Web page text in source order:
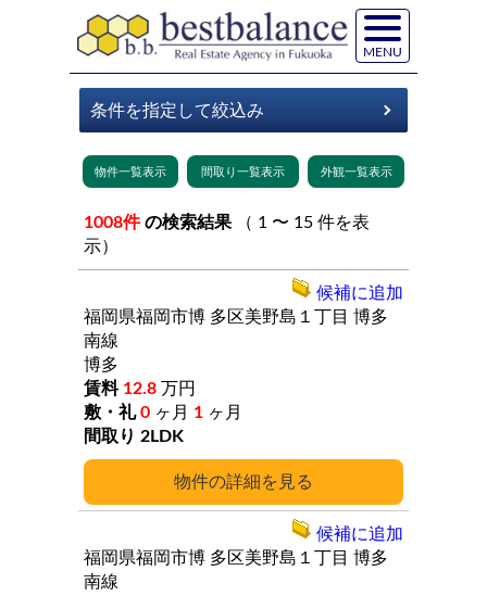
MENU
1008件 の検索結果
示）
詳細
福岡県福岡市博 多区美野島１丁目 博多
南線
博多
12.8 万円
0 ヶ月 1 ヶ月
2LDK
候補に追加
福岡県福岡市博 多区美野島１丁目 博多
南線
候補に追加